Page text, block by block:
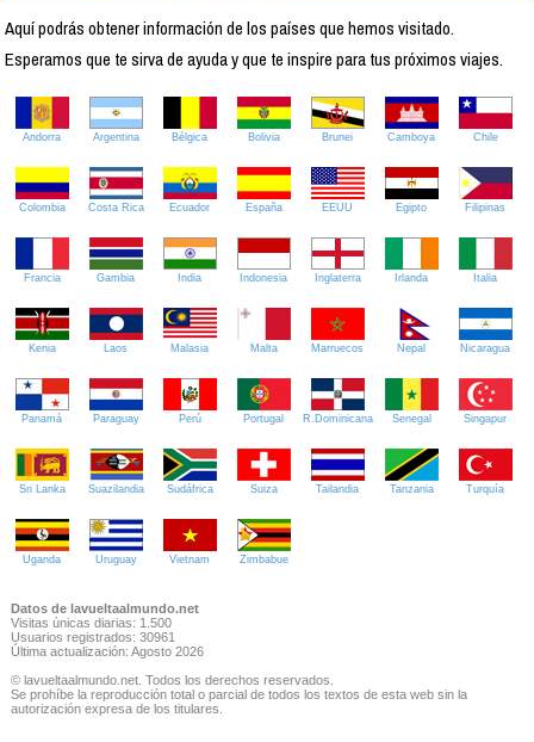
Aquí podrás obtener información de los países que hemos visitado.
Esperamos que te sirva de ayuda y que te inspire para tus próximos viajes.
Andorra Argentina Bélgica Bolivia Brunei Camboya Chile
Colombia Costa Rica Ecuador España EEUU Egipto Filipinas
Francia Gambia India Indonesia Inglaterra Irlanda Italia
Kenia Laos Malasia Malta Marruecos Nepal Nicaragua
Panamá Paraguay Perú Portugal R.Dominicana Senegal Singapur
Sri Lanka Suazilandia Sudáfrica Suiza Tailandia Tanzania Turquía
Uganda Uruguay Vietnam Zimbabue
Datos de lavueltaalmundo.net
Visitas únicas diarias: 1.500
Usuarios registrados: 30961
Última actualización: Agosto 2026
© lavueltaalmundo.net. Todos los derechos reservados.
Se prohíbe la reproducción total o parcial de todos los textos de esta web sin la
autorización expresa de los titulares.